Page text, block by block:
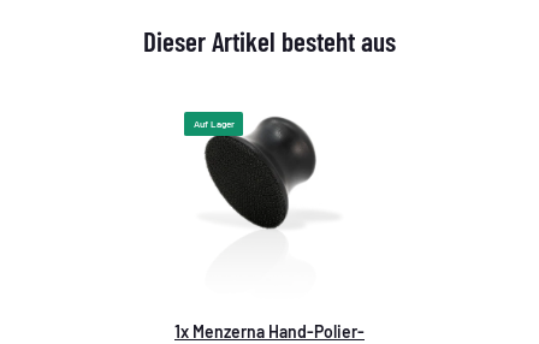
Dieser Artikel besteht aus
Auf Lager
1x Menzerna Hand-Polier-